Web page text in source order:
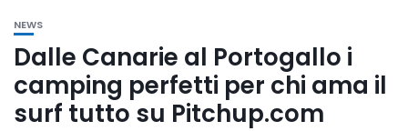
NEWS
Dalle Canarie al Portogallo i
camping perfetti per chi ama il
surf tutto su Pitchup.com